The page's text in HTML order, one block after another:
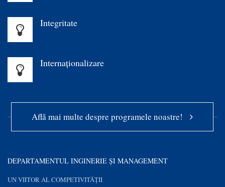
Integritate
Internaționalizare
Află mai multe despre programele noastre!
DEPARTAMENTUL INGINERIE ȘI MANAGEMENT
UN VIITOR AL COMPETIVITĂȚII